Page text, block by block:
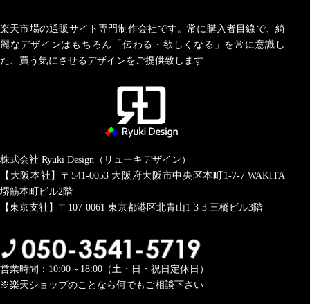
楽天市場の通販サイト専門制作会社です。常に購入者目線で、綺
麗なデザインはもちろん「伝わる・欲しくなる」を常に意識し
た、買う気にさせるデザインをご提供致します
株式会社 Ryuki Design（リューキデザイン）
【大阪本社】〒541-0053大阪府大阪市中央区本町1-7-7 WAKITA
堺筋本町ビル2階
【東京支社】〒107-0061 東京都港区北青山1-3-3 三橋ビル3階
営業時間：10:00～18:00（土・日・祝日定休日）
※楽天ショップのことなら何でもご相談下さい